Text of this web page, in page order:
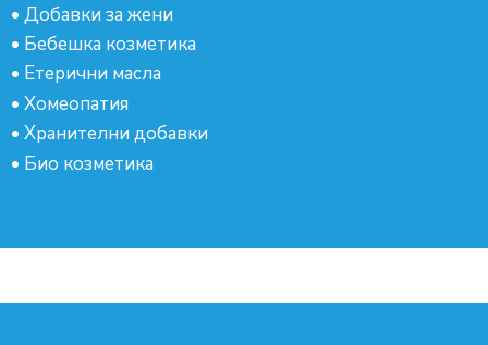
• Добавки за жени
• Бебешка козметика
• Етерични масла
• Хомеопатия
• Хранителни добавки
• Био козметика